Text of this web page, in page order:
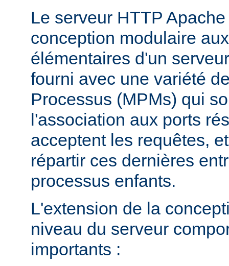
Le serveur HTTP
conception modulaire
élémentaires d'un
fourni avec une variété
Processus (MPMs) qui
l'association aux ports
acceptent les requêtes,
répartir ces dernières
processus enfants.
L'extension de la
niveau du serveur
importants :